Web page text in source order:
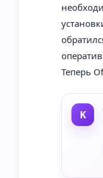
Теперь